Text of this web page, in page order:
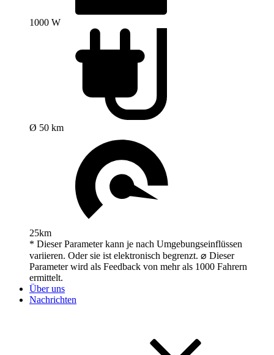
1000 W
Ø 50 km
25km
* Dieser Parameter kann je nach Umgebungseinflüssen
variieren. Oder sie ist elektronisch begrenzt. ⌀ Dieser
Parameter wird als Feedback von mehr als 1000 Fahrern
ermittelt.
Über uns
Nachrichten